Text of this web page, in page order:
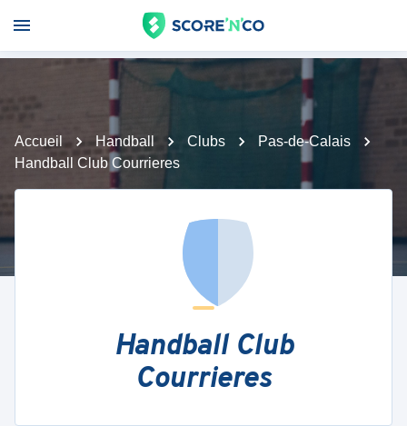
Accueil Handball Clubs
Pas-de-Calais
Handball Club Courrieres
Handball Club
Courrieres